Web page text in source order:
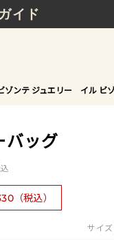
イド
ゾンテ ジュエリー イル ビ
バッグ
（税込）
サイ